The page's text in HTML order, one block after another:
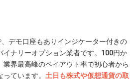
デモ口座もありインジケーター付きの
イナリーオプション業者です。100円か
業界最高峰のペイアウト率で初心者から
ています。 土日も株式や仮想通貨の取